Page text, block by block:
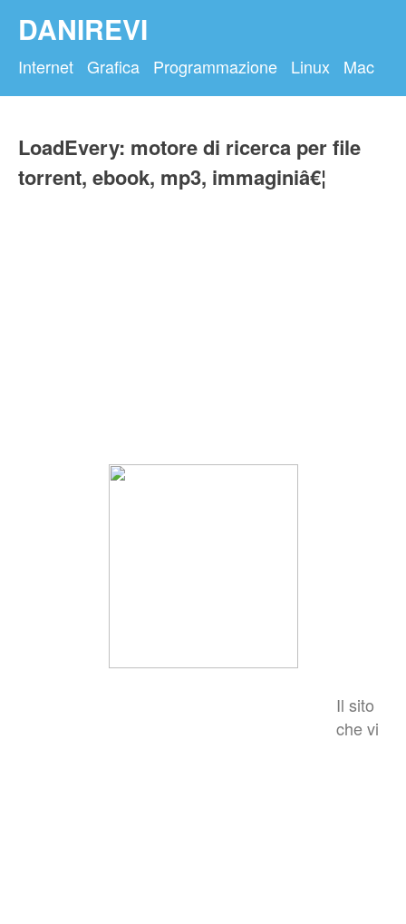
DANIREVI
Internet Grafica Programmazione Linux Mac
LoadEvery: motore di ricerca per file
torrent, ebook, mp3, immaginiâ€¦
Il sito
che vi